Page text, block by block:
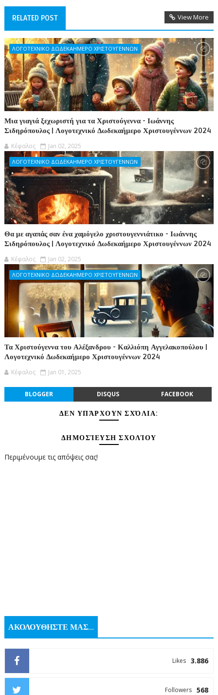
RELATED POST View More
ΛΟΓΟΤΕΧΝΙΚΟ ΔΩΔΕΚΑΗΜΕΡΟ ΧΡΙΣΤΟΥΓΕΝΝΩΝ
Μια γιαγιά ξεχωριστή για τα Χριστούγεννα - Ιωάννης
Σιδηρόπουλος | Λογοτεχνικό Δωδεκαήμερο Χριστουγέννων 2024
Κέφαλος Jan 02, 2025
ΛΟΓΟΤΕΧΝΙΚΟ ΔΩΔΕΚΑΗΜΕΡΟ ΧΡΙΣΤΟΥΓΕΝΝΩΝ
Θα με αγαπάς σαν ένα χαμόγελο χριστουγεννιάτικο - Ιωάννης
Σιδηρόπουλος | Λογοτεχνικό Δωδεκαήμερο Χριστουγέννων 2024
Κέφαλος Jan 02, 2025
ΛΟΓΟΤΕΧΝΙΚΟ ΔΩΔΕΚΑΗΜΕΡΟ ΧΡΙΣΤΟΥΓΕΝΝΩΝ
Τα Χριστούγεννα του Αλέξανδρου - Καλλιόπη Αγγελακοπούλου |
Λογοτεχνικό Δωδεκαήμερο Χριστουγέννων 2024
Κέφαλος Jan 01, 2025
BLOGGER DISQUS FACEBOOK
ΔΕΝ ΥΠΆΡΧΟΥΝ ΣΧΌΛΙΑ:
ΔΗΜΟΣΊΕΥΣΗ ΣΧΟΛΊΟΥ
Περιμένουμε τις απόψεις σας!
ΑΚΟΛΟΥΘΗΣΤΕ ΜΑΣ...
3.886
Likes
568
Followers